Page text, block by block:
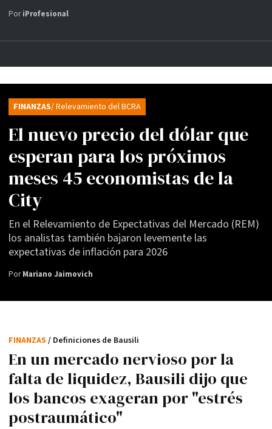
PoriProfesional
El nuevo precio del dólar que
esperan para los próximos
meses 45 economistas de la
City
En el Relevamiento de Expectativas del Mercado (REM)
los analistas también bajaron levemente las
expectativas de inflación para 2026
FINANZAS/ Relevamiento del BCRA
PorMariano Jaimovich
En un mercado nervioso por la
falta de liquidez, Bausili dijo que
los bancos exageran por "estrés
postraumático"
FINANZAS / Definiciones de Bausili